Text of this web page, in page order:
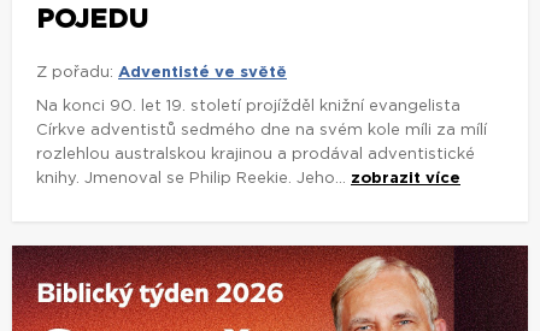
POJEDU
Z pořadu: Adventisté ve světě
Na konci 90. let 19. století projížděl knižní evangelista
Církve adventistů sedmého dne na svém kole míli za mílí
rozlehlou australskou krajinou a prodával adventistické
knihy. Jmenoval se Philip Reekie. Jeho... zobrazit více